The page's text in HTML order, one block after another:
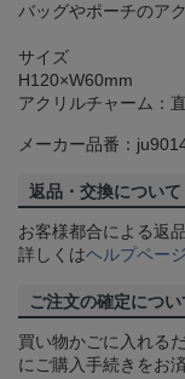
バッグやポーチのア
サイズ
H120×W60mm
アクリルチャーム：
メーカー品番：
返品・交換について
お客様都合による返
詳しくはヘルプページ
ご注文の確定につい
買い物かごに入れる
にご購入手続きをお